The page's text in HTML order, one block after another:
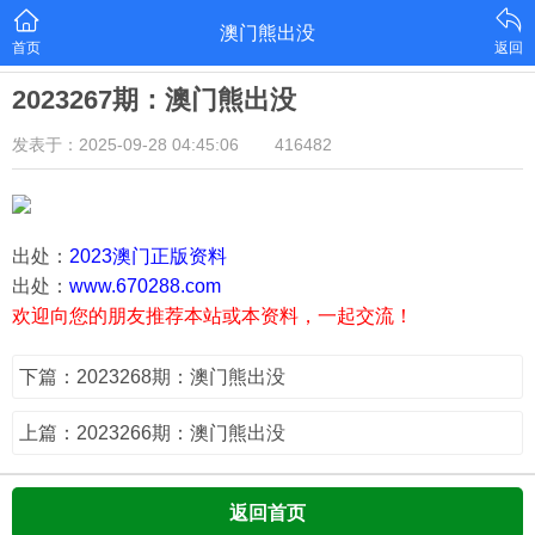
首页
澳门熊出没
返回
2023267期：澳门熊出没
发表于：2025-09-28 04:45:06 416482
出处： 2023澳门正版资料
出处： www.670288.com
欢迎向您的朋友推荐本站或本资料，一起交流！
下篇：2023268期：澳门熊出没
上篇：2023266期：澳门熊出没
返回首页